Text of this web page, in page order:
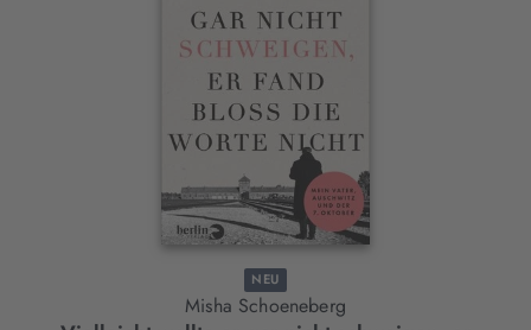
NEU
Misha Schoeneberg